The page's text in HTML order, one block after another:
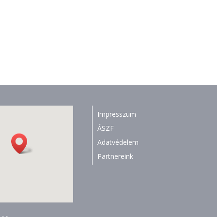
Impresszum
ÁSZF
Adatvédelem
Partnereink